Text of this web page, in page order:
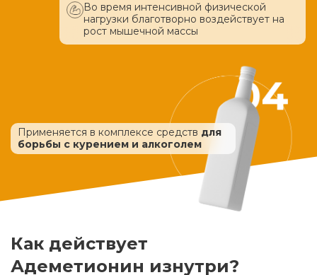
Во время интенсивной физической
нагрузки благотворно воздействует на
рост мышечной массы
Применяется в комплексе средств для
борьбы с курением и алкоголем
Как действует
Адеметионин изнутри?